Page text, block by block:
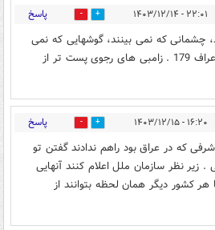
۲۲:۰۱ - ۱۴۰۳/۱۲/۱۴ 1 پاسخ
چشمانی که نمی بینند، گوشهایی که نمی
شنوند، گمراه تر از حیوان - اعراف 179 . زامبی های رجوی پست تر از
۱۶:۲۰ - ۱۴۰۳/۱۲/۱۵ 1 پاسخ
که در عراق بود راهم ندادند گفتن تو
زیر نظر سازمان ملل اعلام کنند آنهایی
هر کشور دیگر همان لحظه بتوانند از